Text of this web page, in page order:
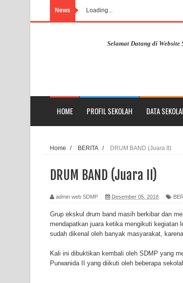
News Loading...
Selamat Datang di Website SD
HOME PROFIL SEKOLAH DATA
Home / BERITA / DRUM BAND (Juara II)
DRUM BAND (Juara II)
admin web SDMP Desember 05, 2018
Grup ekskul drum band masih berkibar dan
mendapatkan juara ketika mengikuti kegiatan
sudah dikenal oleh banyak masyarakat,
Kali ini dibuktikan kembali oleh SDMP yang
Purwanida II yang diikuti oleh beberapa